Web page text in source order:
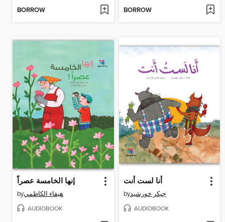
BORROW BORROW
إنها الخامسة عصراً
byهيفاء الكاظمي
AUDIOBOOK
أنا لست أنت
byجيكر خورشيد
AUDIOBOOK